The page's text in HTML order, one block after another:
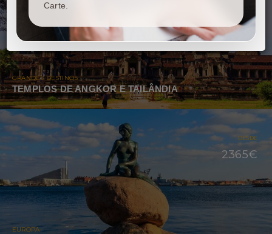
GRANDES DESTINOS
TEMPLOS DE ANGKOR E TAILÂNDIA
DESDE
2365€
EUROPA
Carte.